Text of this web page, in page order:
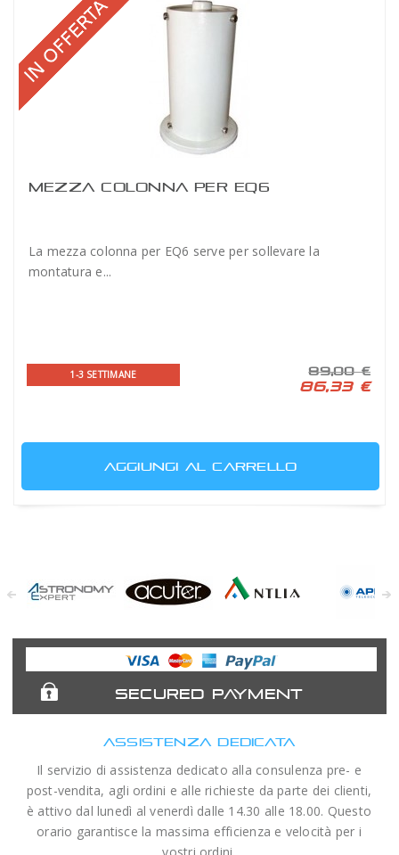
MEZZA COLONNA PER EQ6
La mezza colonna per EQ6 serve per sollevare la
montatura e...
1-3 SETTIMANE 89,00 €
86,33 €
AGGIUNGI AL CARRELLO
Expert
Telescopes
SECURED PAYMENT
ASSISTENZA DEDICATA
Il servizio di assistenza dedicato alla consulenza pre- e
post-vendita, agli ordini e alle richieste da parte dei clienti,
è attivo dal lunedì al venerdì dalle 14.30 alle 18.00. Questo
orario garantisce la massima efficienza e velocità per i